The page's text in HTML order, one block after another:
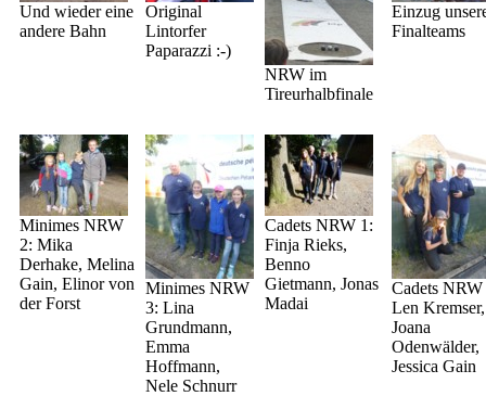
Und wieder eine
andere Bahn
Original
Lintorfer
Paparazzi :-)
NRW im
Tireurhalbfinale
Einzug
Finalteams
Minimes NRW
2: Mika
Derhake, Melina
Gain, Elinor von
der Forst
Minimes NRW
3: Lina
Grundmann,
Emma
Hoffmann,
Nele Schnurr
Cadets NRW 1:
Finja Rieks,
Benno
Gietmann, Jonas
Madai
Cadets NRW
Len Kremser,
Joana
Odenwälder,
Jessica Gain